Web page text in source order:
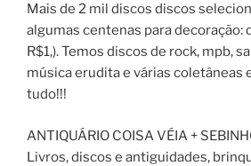
Mais de 2 mil discos discos
algumas centenas para decoração:
R$1,). Temos discos de rock, mpb,
música erudita e várias coletâneas
tudo!!!
ANTIQUÁRIO COISA VÉIA +
Livros, discos e antiguidades,